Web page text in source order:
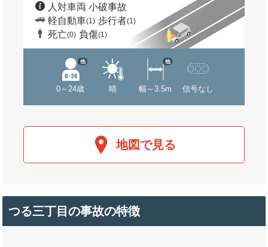
人対車両 小破事故
軽自動車(1) 歩行者(1)
死亡(0) 負傷(1)
0～24歳
他
晴 幅～3.5m
他
信号なし
地図で見る
つる三丁目の事故の特徴